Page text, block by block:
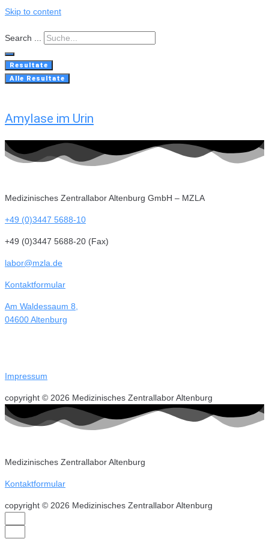
Skip to content
Search ...
Resultate
Alle Resultate
Amylase im Urin
Medizinisches Zentrallabor Altenburg GmbH – MZLA
+49 (0)3447 5688-10
+49 (0)3447 5688-20 (Fax)
labor@mzla.de
Kontaktformular
Am Waldessaum 8,
04600 Altenburg
Impressum
copyright © 2026 Medizinisches Zentrallabor Altenburg
Medizinisches Zentrallabor Altenburg
Kontaktformular
copyright © 2026 Medizinisches Zentrallabor Altenburg